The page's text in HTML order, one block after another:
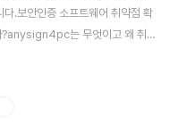
.보안인증 소프트웨어 취약점 확
?anysign4pc는 무엇이고 왜 취약
해결하기’ 눌러도 괜찮을까?피싱